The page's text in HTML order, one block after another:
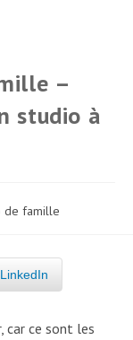
–
studio à
de famille
LinkedIn
car ce sont les